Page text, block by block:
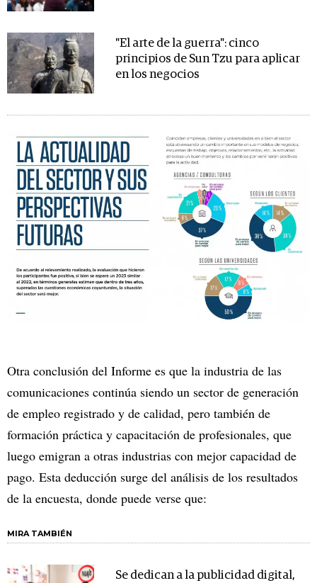
"El arte de la guerra": cinco
principios de Sun Tzu para aplicar
en los negocios
Otra conclusión del Informe es que la industria de las
comunicaciones continúa siendo un sector de generación
de empleo registrado y de calidad, pero también de
formación práctica y capacitación de profesionales, que
luego emigran a otras industrias con mejor capacidad de
pago. Esta deducción surge del análisis de los resultados
de la encuesta, donde puede verse que:
MIRA TAMBIÉN
Se dedican a la publicidad digital,